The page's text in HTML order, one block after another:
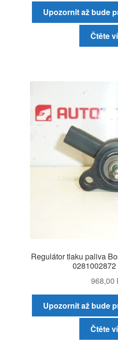
Upozornit až bude
Čtěte
Regulátor tlaku paliva
968,00
Upozornit až bude
Čtěte